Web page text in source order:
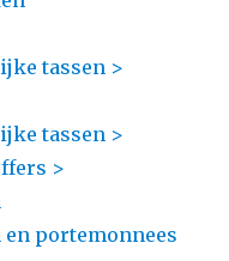
tassen >
tassen >
>
en portemonnees